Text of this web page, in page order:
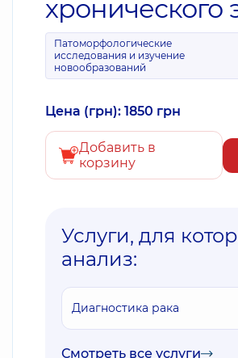
хронического
Патоморфологические
исследования и изучение
новообразований
Цена (грн): 1850 грн
Добавить в
корзину
Услуги, для
анализ:
Диагностика рака
Смотреть все услуги